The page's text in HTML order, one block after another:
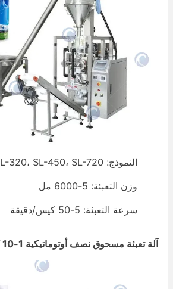
النموذج: SL-320، SL-450، SL-720
وزن التعبئة: 5-6000 مل
سرعة التعبئة: 5-50 كيس/دقيقة
آلة تعبئة مسحوق نصف أوتوماتيكية 1-10 كجم